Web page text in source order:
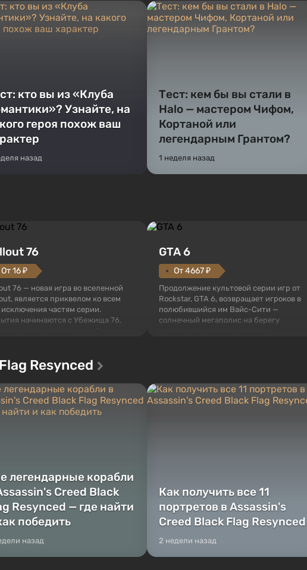
кто вы из «Клуба
Узнайте, на
героя похож ваш
назад
Тест: кем бы вы стали в
Halo — мастером Чифом,
Кортаной или
легендарным Грантом?
1 неделя назад
76
От 16 ₽
76 — новая игра во вселенной
является приквелом ко всем
исключения частям серии.
начинаются с Убежища 76,
Америку упадут ядерные бомбы.
действия Fallout...
GTA 6
От 4667 ₽
Продолжение культовой серии игр от
Rockstar, GTA 6, возвращает игроков в
полюбившийся им Вайс-Сити —
солнечный мегаполис на берегу
неприятности. И...
Resynced
легендарные корабли
Creed Black
Resynced — где найти
победить
назад
Как получить все 11
портретов в Assassin's
Creed Black Flag Resynced
2 недели назад